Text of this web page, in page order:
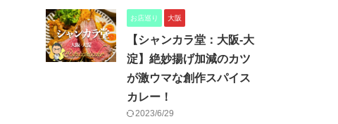
お店巡り 大阪
【シャンカラ堂：大阪-大
淀】絶妙揚げ加減のカツ
が激ウマな創作スパイス
カレー！
2023/6/29